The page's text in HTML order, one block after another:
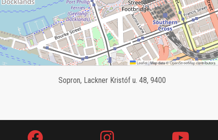
Leaflet|Map data ©OpenStreetMapcontributors
Sopron, Lackner Kristóf u. 48, 9400